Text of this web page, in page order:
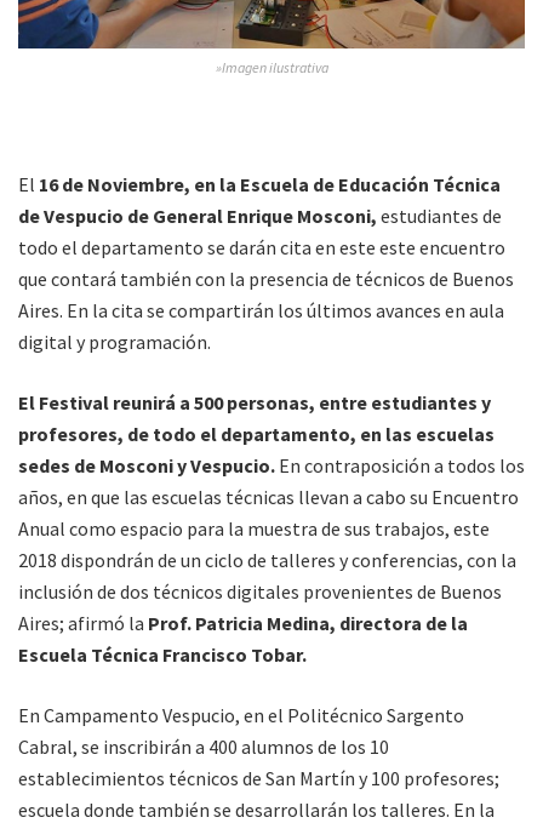
»Imagen ilustrativa
El 16 de Noviembre, en la Escuela de Educación Técnica
de Vespucio de General Enrique Mosconi, estudiantes de
todo el departamento se darán cita en este este encuentro
que contará también con la presencia de técnicos de Buenos
Aires. En la cita se compartirán los últimos avances en aula
digital y programación.
El Festival reunirá a 500 personas, entre estudiantes y
profesores, de todo el departamento, en las escuelas
sedes de Mosconi y Vespucio. En contraposición a todos los
años, en que las escuelas técnicas llevan a cabo su Encuentro
Anual como espacio para la muestra de sus trabajos, este
2018 dispondrán de un ciclo de talleres y conferencias, con la
inclusión de dos técnicos digitales provenientes de Buenos
Aires; afirmó la Prof. Patricia Medina, directora de la
Escuela Técnica Francisco Tobar.
En Campamento Vespucio, en el Politécnico Sargento
Cabral, se inscribirán a 400 alumnos de los 10
establecimientos técnicos de San Martín y 100 profesores;
escuela donde también se desarrollarán los talleres. En la